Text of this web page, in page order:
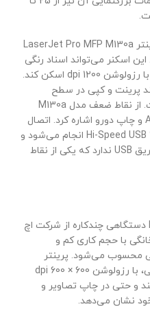
همان‌طور که پیشتر اشاره شد، پرینتر LaserJet Pro MFP M130a
اسکنر می‌تواند اسناد رنگی
را با رزولوشن 600 dpi و تک‌رنگ را با رزولوشن 1200 dpi اسکن کند.
پرینت و کپی در سطح
مطلوبی قرار دارد و راضی‌کننده است. از نقاط ضعف مدل M130a
می‌توان به نبود تغذیه خودکار ADF و چاپ دورو اشاره کرد. اتصال
این دستگاه تنها از طریق درگاه Hi-Speed USB 2.0 انجام می‌شود و
کاربر گزینه‌ای جز ارتباط کابلی از طریق USB ندارد که یکی از نقاط
پرینتر LaserJet Pro MFP M130a دستگاهی چندکاره از شرکت اچ
با حجم کاری کم و
محسوب می‌شود. پرینتر
M130a به‌عنوان یک مدل رده میانی، با رزولوشن 600 × 600 dpi
و حتی در چاپ تصاویر و
خود نشان می‌دهد.